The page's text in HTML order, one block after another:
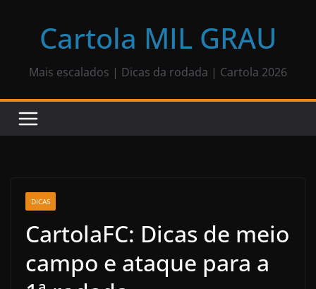
Cartola MIL GRAU
Mais escalados | Dicas da rodada | Cartola 2026
DICAS
CartolaFC: Dicas de meio
campo e ataque para a